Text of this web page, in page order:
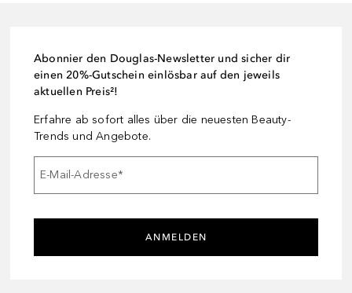
Abonnier den Douglas-Newsletter und sicher dir
einen 20%-Gutschein einlösbar auf den jeweils
aktuellen Preis²!
Erfahre ab sofort alles über die neuesten Beauty-
Trends und Angebote.
E-Mail-Adresse*
ANMELDEN